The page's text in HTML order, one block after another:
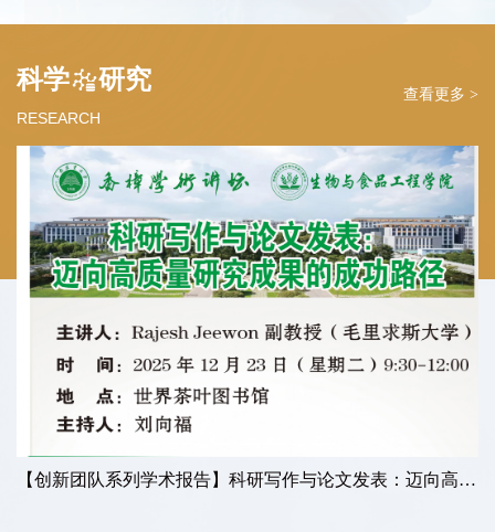
科学 研究
RESEARCH
查看更多 >
【创新团队系列学术报告】科研写作与论文发表：迈向高质量研究成果的成功路径